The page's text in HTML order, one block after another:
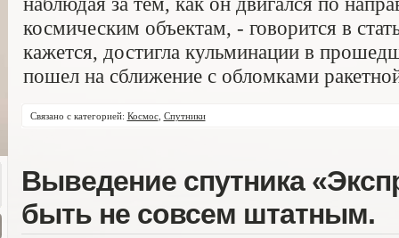
космическим объектам, - говорится в
кажется, достигла кульминации в
пошел на сближение с обломками
Связано с категорией: Космос, Спутники
Выведение спутника
быть не совсем штатным.